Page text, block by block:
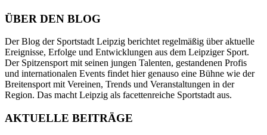
ÜBER DEN BLOG
Der Blog der Sportstadt Leipzig berichtet regelmäßig über aktuelle
Ereignisse, Erfolge und Entwicklungen aus dem Leipziger Sport.
Der Spitzensport mit seinen jungen Talenten, gestandenen Profis
und internationalen Events findet hier genauso eine Bühne wie der
Breitensport mit Vereinen, Trends und Veranstaltungen in der
Region. Das macht Leipzig als facettenreiche Sportstadt aus.
AKTUELLE BEITRÄGE